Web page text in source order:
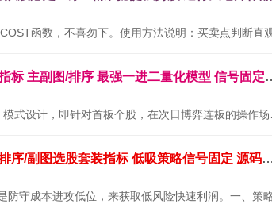
通达信金钻【二板竞价】排序指标
通达信【墨守攻防】竞价低吸排序/副图选股套装指标 低吸策略信号固定 源码无未来